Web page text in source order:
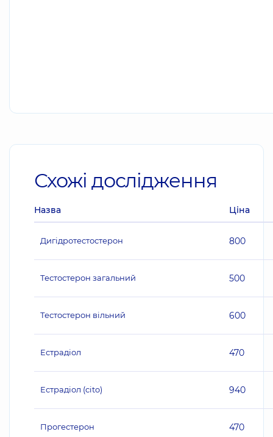
Схожі дослідження
Назва Ціна
Дигідротестостерон 800
Тестостерон загальний 500
Тестостерон вільний 600
Естрадіол 470
Естрадіол (cito) 940
Прогестерон 470